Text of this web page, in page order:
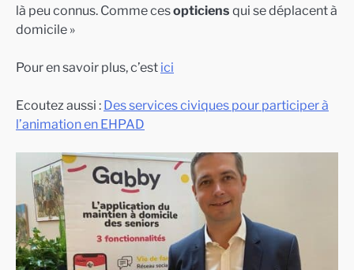
là peu connus. Comme cesopticiens qui se déplacent à
domicile »
Pour en savoir plus, c’est ici
Ecoutez aussi : Des services civiques pour participer à
l’animation en EHPAD